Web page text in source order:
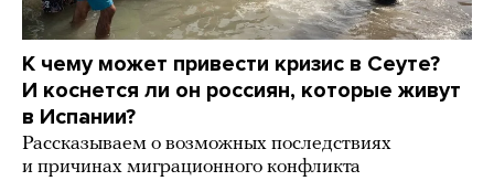
К чему может привести кризис в Сеуте?
И коснется ли он россиян, которые живут
в Испании?
Рассказываем о возможных последствиях
и причинах миграционного конфликта